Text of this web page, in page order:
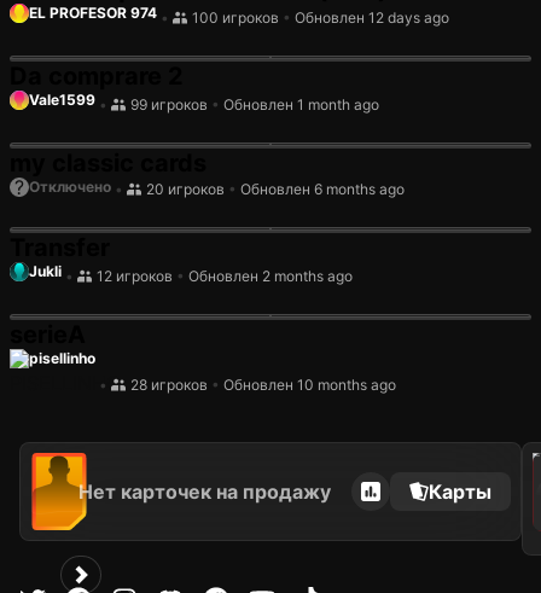
EL PROFESOR 974 • 100 игроков • Обновлен 12 days ago
Vale1599 • 99 игроков • Обновлен 1 month ago
? Отключено • 20 игроков • Обновлен 6 months ago
Jukli • 12 игроков • Обновлен 2 months ago
pisellinho
•
28 игроков • Обновлен 10 months ago
Нет карточек на продажу Карты
2022